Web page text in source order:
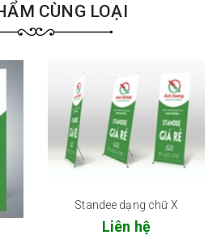
CÙNG LOẠI
Standee dạng chữ X
Liên hệ